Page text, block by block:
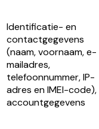
Identificatie- en
contactgegevens
(naam, voornaam, e-
mailadres,
telefoonnummer, IP-
adres en IMEI-code),
accountgegevens